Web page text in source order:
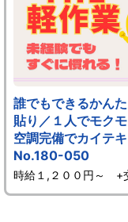
誰でもできるかん
貼り／１人でモク
空調完備でカイテ
No.180-050
時給１,２００円～ +